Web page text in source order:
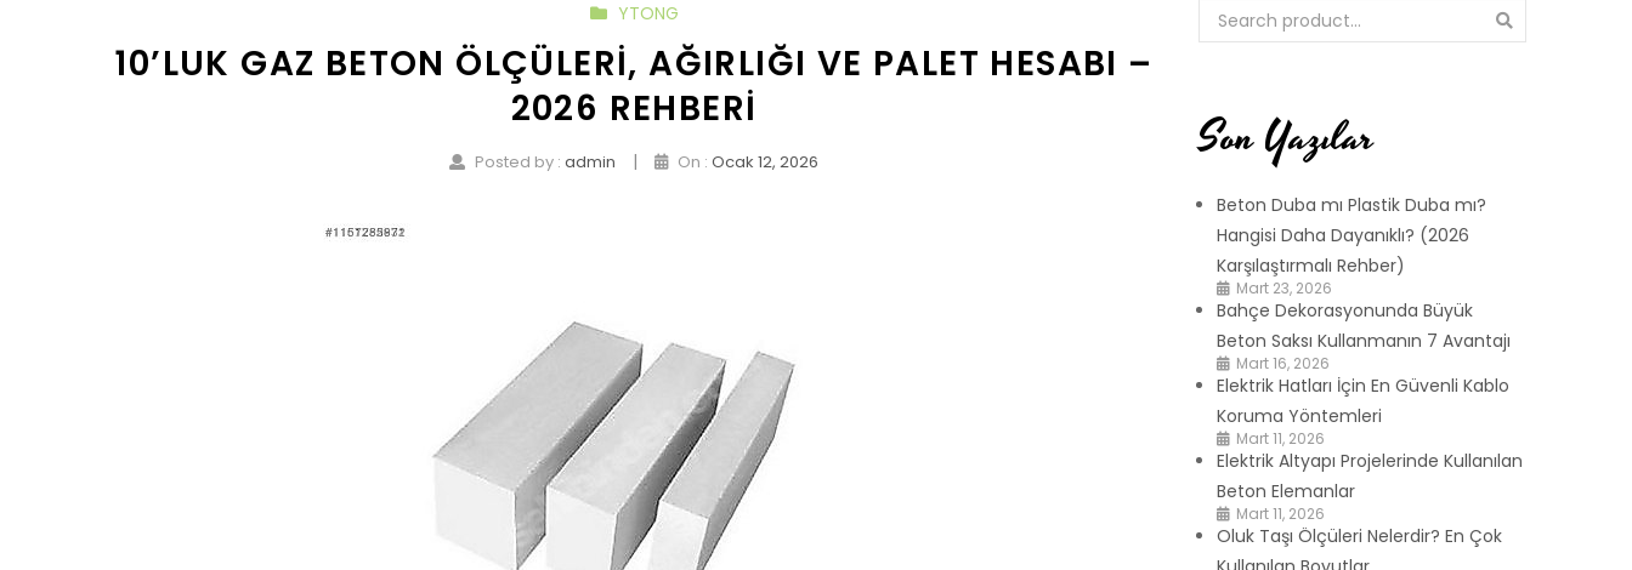
YTONG
10’LUK GAZ BETON ÖLÇÜLERI, AĞIRLIĞI VE PALET HESABI –
2026 REHBERI
Posted by : admin | On : Ocak 12, 2026 Son Yazılar
Beton Duba mı Plastik Duba mı?
Hangisi Daha Dayanıklı? (2026
Karşılaştırmalı Rehber)
Mart 23, 2026
Bahçe Dekorasyonunda Büyük
Beton Saksı Kullanmanın 7 Avantajı
Mart 16, 2026
Elektrik Hatları İçin En Güvenli Kablo
Koruma Yöntemleri
Mart 11, 2026
Elektrik Altyapı Projelerinde Kullanılan
Beton Elemanlar
Mart 11, 2026
Oluk Taşı Ölçüleri Nelerdir? En Çok